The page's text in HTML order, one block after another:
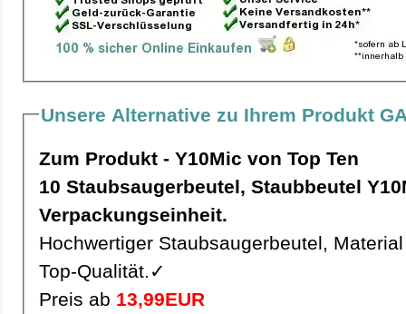
Unsere Alternative zu Ihrem Produkt
Zum Produkt - Y10Mic von Top Ten
10 Staubsaugerbeutel, Staubbeutel Y10Mic pro
Verpackungseinheit.
Hochwertiger Staubsaugerbeutel,
Top-Qualität.✓
Preis ab 13,99EUR